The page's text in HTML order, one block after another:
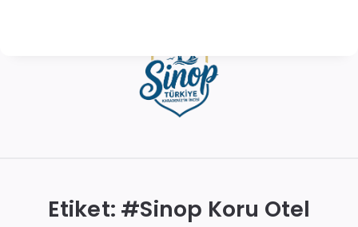
Etiket: #Sinop Koru Otel